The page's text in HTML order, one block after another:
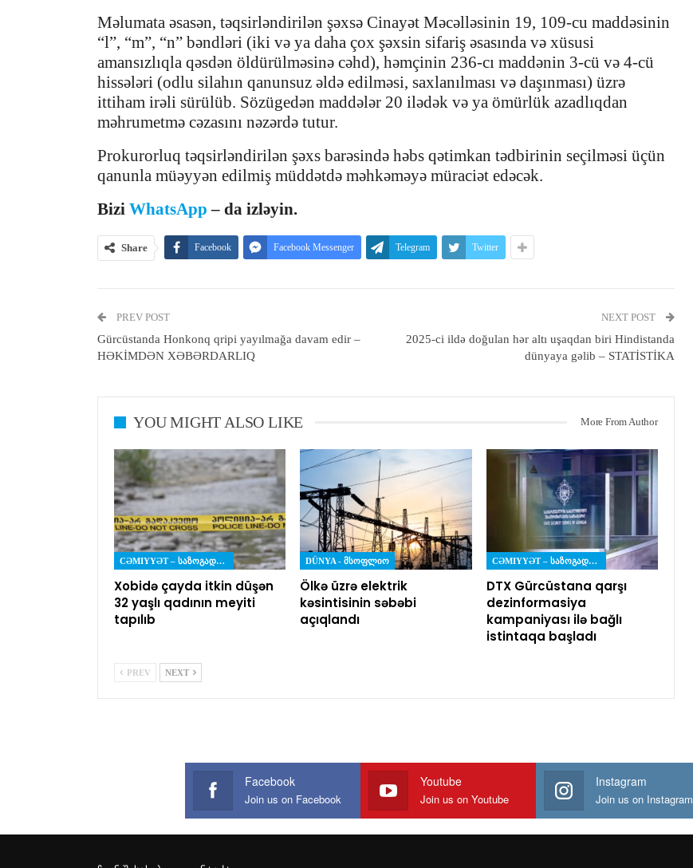
Məlumata əsasən, təqsirləndirilən şəxsə Cinayət Məcəlləsinin 19, 109-cu maddəsinin
“l”, “m”, “n” bəndləri (iki və ya daha çox şəxsin sifariş əsasında və xüsusi
amansızlıqla qəsdən öldürülməsinə cəhd), həmçinin 236-cı maddənin 3-cü və 4-cü
hissələri (odlu silahın qanunsuz əldə edilməsi, saxlanılması və daşınması) üzrə
ittiham irəli sürülüb. Sözügedən maddələr 20 ilədək və ya ömürlük azadlıqdan
məhrumetmə cəzasını nəzərdə tutur.
Prokurorluq təqsirləndirilən şəxs barəsində həbs qətimkan tədbirinin seçilməsi üçün
qanunla müəyyən edilmiş müddətdə məhkəməyə müraciət edəcək.
Bizi WhatsApp – da izləyin.
Share Facebook Facebook Messenger Telegram Twitter
PREV POST
Gürcüstanda Honkonq qripi yayılmağa davam edir –
HƏKİMDƏN XƏBƏRDARLIQ
NEXT POST
2025-ci ildə doğulan hər altı uşaqdan biri Hindistanda
dünyaya gəlib – STATİSTİKA
YOU MIGHT ALSO LIKE More From Author
CƏMIYYƏT – ᲡᲐᲖᲝᲒᲐᲓᲝᲔᲑᲐ
Xobidə çayda itkin düşən
32 yaşlı qadının meyiti
tapılıb
DÜNYA - ᲛᲡᲝᲤᲚᲘᲝ
Ölkə üzrə elektrik
kəsintisinin səbəbi
açıqlandı
CƏMIYYƏT – ᲡᲐᲖᲝᲒᲐᲓᲝᲔᲑᲐ
DTX Gürcüstana qarşı
dezinformasiya
kampaniyası ilə bağlı
istintaqa başladı
PREV NEXT
Facebook
Join us on Facebook
Youtube
Join us on Youtube
Instagram
Join us on Instagram